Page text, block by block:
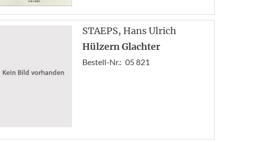
STAEPS, Hans Ulrich
Hülzern Glachter
Bestell-Nr.: 05 821